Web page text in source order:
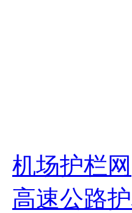
机场护栏网
高速公路